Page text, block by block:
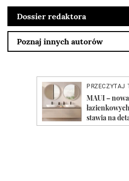
Dossier redaktora
Poznaj innych autorów